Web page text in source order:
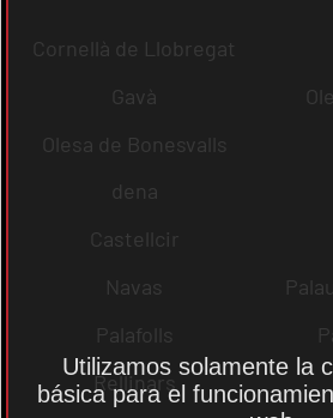
Cornellà de Llobregat
Gavà
Olesa de Bonesvalls
dena
Castellcir
Navas
Palafolls
Rellinars
Utilizamos solamente la
básica para el